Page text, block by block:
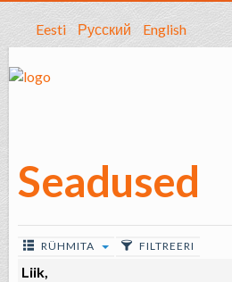
Eesti Русский English
Seadused
RÜHMITA FILTREERI
Liik,